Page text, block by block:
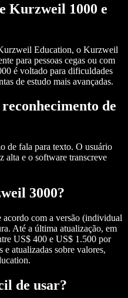
Kurzweil 1000 e
Education, o Kurzweil
para pessoas cegas ou com
é voltado para dificuldades
de estudo mais avançadas.
de
de fala para texto. O usuário
alta e o software transcreve
3000?
com a versão (individual
Até a última atualização, em
US$ 400 e US$ 1.500 por
e atualizadas sobre valores,
de usar?